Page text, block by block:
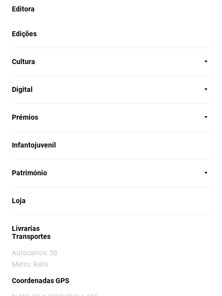
Editora
Edições
Cultura
Digital
Prémios
Infantojuvenil
Património
Loja
Livrarias
Transportes
Autocarros: 58
Metro: Rato
Coordenadas GPS